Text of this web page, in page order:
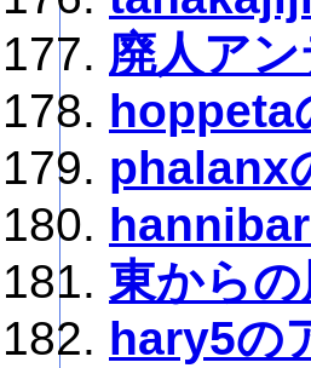
廃人ア
hoppeta
phalanx
東から
hary5の